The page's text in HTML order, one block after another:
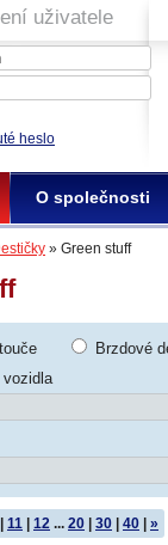
» Green stuff
Brzdové
11 12 ... 20 30 40 »
O společnosti
uživatele
heslo